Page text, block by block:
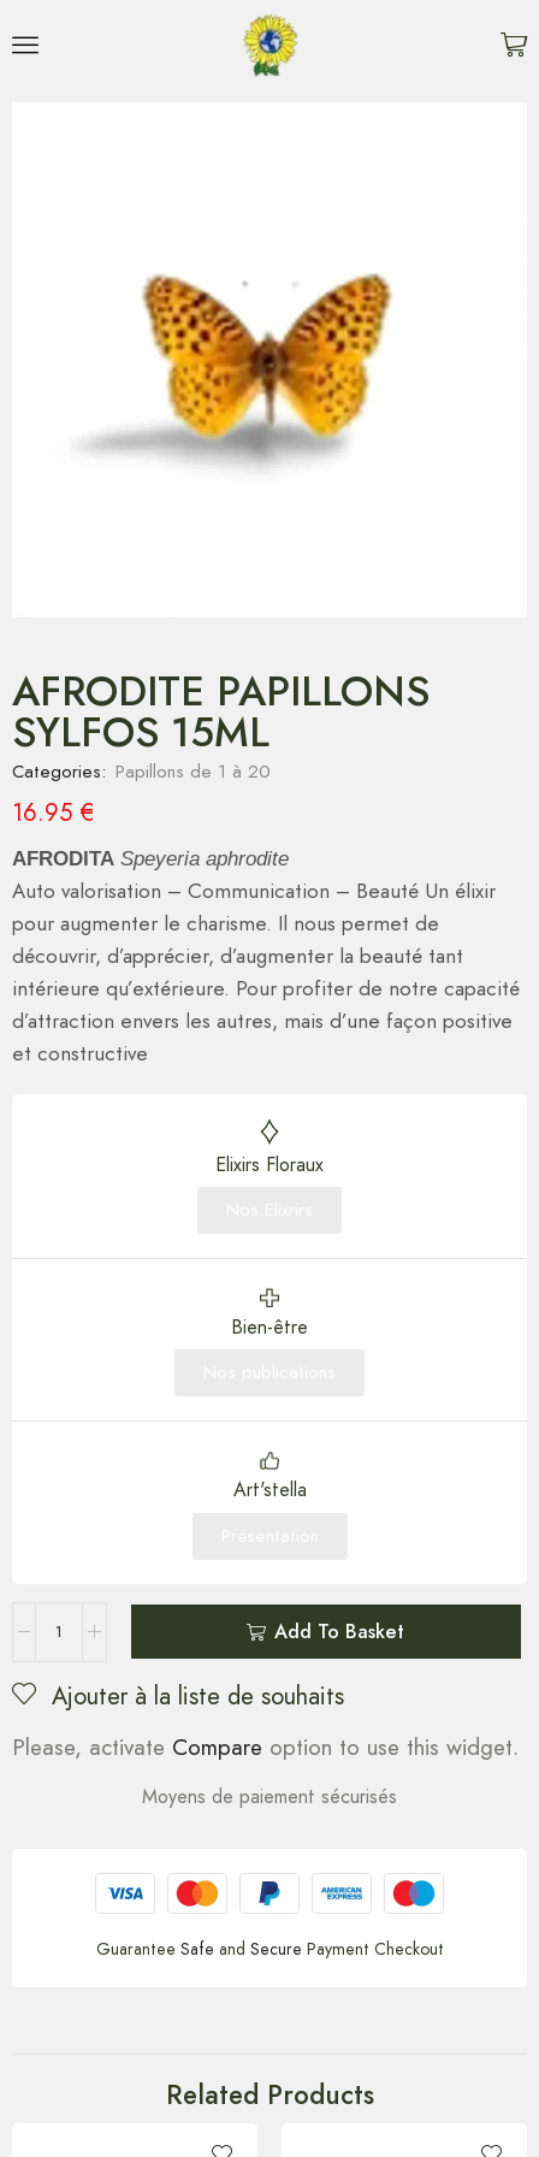
AFRODITE PAPILLONS
SYLFOS 15ML
Categories: Papillons de 1 à 20
16.95 €
AFRODITA Speyeria aphrodite
Auto valorisation – Communication – Beauté Un élixir
pour augmenter le charisme. Il nous permet de
découvrir, d’apprécier, d’augmenter la beauté tant
intérieure qu’extérieure. Pour profiter de notre capacité
d’attraction envers les autres, mais d’une façon positive
et constructive
Elixirs Floraux
Bien-être
Art'stella
Add To Basket
Ajouter à la liste de souhaits
Please, activate Compare option to use this widget.
Moyens de paiement sécurisés
Guarantee Safe and Secure Payment Checkout
Related Products